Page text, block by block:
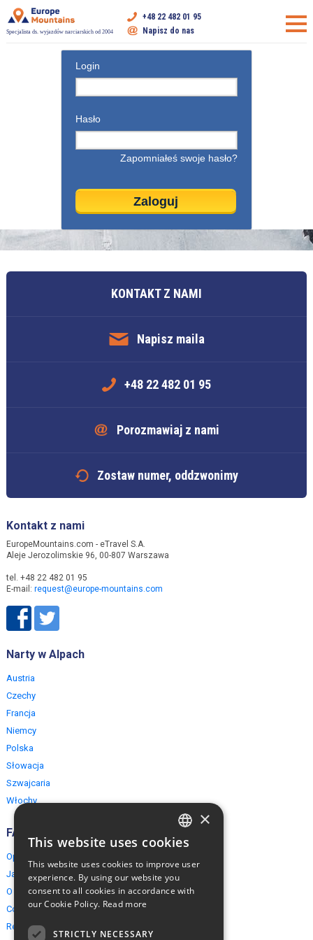
Specjalista ds. wyjazdów narciarskich od 2004
+48 22 482 01 95
Napisz do nas
Login
Hasło
Zapomniałeś swoje hasło?
KONTAKT Z NAMI
Napisz maila
+48 22 482 01 95
Porozmawiaj z nami
Zostaw numer, oddzwonimy
Kontakt z nami
EuropeMountains.com - eTravel S.A.
Aleje Jerozolimskie 96, 00-807 Warszawa
tel. +48 22 482 01 95
E-mail: request@europe-mountains.com
Narty w Alpach
Austria
Czechy
Francja
Niemcy
Polska
Słowacja
Szwajcaria
Włochy
FAQ
Opinie naszych klientów
Jak rezerwować?
O EuropeMountains.com
Cookies, Prywatność, Bezpieczeństwo
Regulamin
ENGLISH
×
This website uses cookies
This website uses cookies to improve user
experience. By using our website you
consent to all cookies in accordance with
our Cookie Policy. Read more
STRICTLY NECESSARY